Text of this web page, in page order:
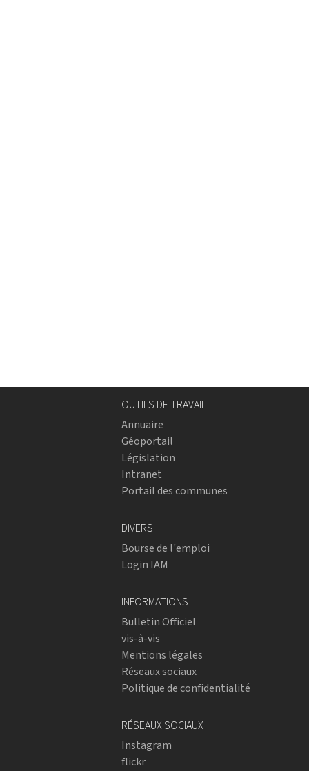
OUTILS DE TRAVAIL
Annuaire
Géoportail
Législation
Intranet
Portail des communes
DIVERS
Bourse de l'emploi
Login IAM
INFORMATIONS
Bulletin Officiel
vis-à-vis
Mentions légales
Réseaux sociaux
Politique de confidentialité
RÉSEAUX SOCIAUX
Instagram
flickr